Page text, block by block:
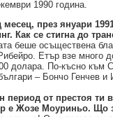
1990 година.
месец, през януари
Как се стигна до
беше осъществена
Етър взе много
долара. По-късно към
– Бончо Генчев и
период от престоя ти
е Жозе Моуриньо. Що